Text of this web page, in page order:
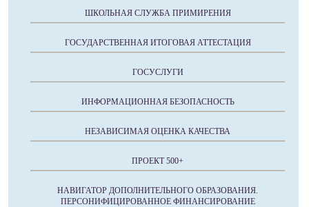
ШКОЛЬНАЯ СЛУЖБА ПРИМИРЕНИЯ
ГОСУДАРСТВЕННАЯ ИТОГОВАЯ АТТЕСТАЦИЯ
ГОСУСЛУГИ
ИНФОРМАЦИОННАЯ БЕЗОПАСНОСТЬ
НЕЗАВИСИМАЯ ОЦЕНКА КАЧЕСТВА
ПРОЕКТ 500+
НАВИГАТОР ДОПОЛНИТЕЛЬНОГО ОБРАЗОВАНИЯ.
ПЕРСОНИФИЦИРОВАННОЕ ФИНАНСИРОВАНИЕ